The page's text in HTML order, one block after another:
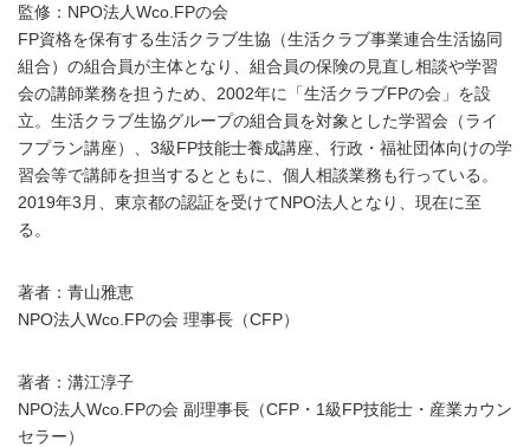
監修：NPO法人Wco.FPの会
FP資格を保有する生活クラブ生協（生活クラブ事業連合生活協同
組合）の組合員が主体となり、組合員の保険の見直し相談や学習
会の講師業務を担うため、2002年に「生活クラブFPの会」を設
立。生活クラブ生協グループの組合員を対象とした学習会（ライ
フプラン講座）、3級FP技能士養成講座、行政・福祉団体向けの学
習会等で講師を担当するとともに、個人相談業務も行っている。
2019年3月、東京都の認証を受けてNPO法人となり、現在に至
る。
著者：青山雅恵
NPO法人Wco.FPの会 理事長（CFP）
著者：溝江淳子
NPO法人Wco.FPの会 副理事長（CFP・1級FP技能士・産業カウン
セラー）